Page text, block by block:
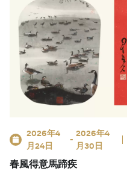
2026年4
月24日
-
2026年4
月30日
春風得意馬蹄疾